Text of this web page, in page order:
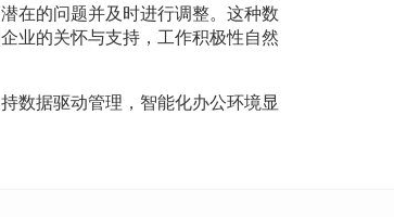
在的问题并及时进行调整。这种数
业的关怀与支持，工作积极性自然
数据驱动管理，智能化办公环境显